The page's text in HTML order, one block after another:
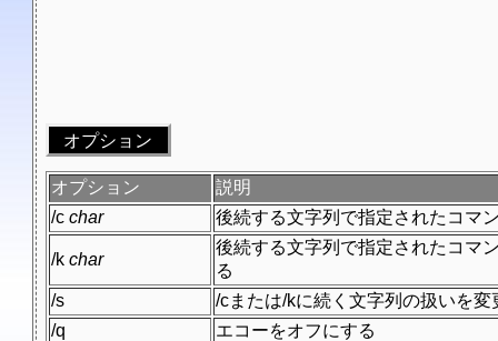
オプション
オプション
説明
/c char 後続する文字列で指定されたコマ
/k char
後続する文字列で指定されたコマ
る
/s
/cまたは/kに続く文字列の扱いを変
/q
エコーをオフにする